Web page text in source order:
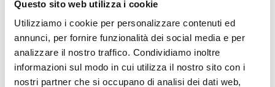
Questo sito web utilizza i cookie
Utilizziamo i cookie per personalizzare contenuti ed
annunci, per fornire funzionalità dei social media e per
analizzare il nostro traffico. Condividiamo inoltre
informazioni sul modo in cui utilizza il nostro sito con i
nostri partner che si occupano di analisi dei dati web,
News
Loading PDF 9% ...